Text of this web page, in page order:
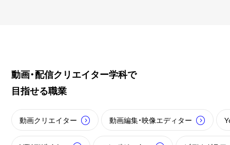
動画・配信クリエイター学科で
目指せる職業
動画クリエイター 動画編集・映像エディター